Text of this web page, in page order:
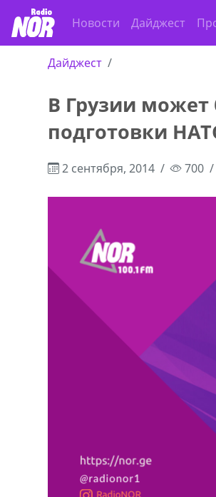
Новости Дайджест
Дайджест
В Грузии может
подготовки
2 сентября, 2014 700
Продается